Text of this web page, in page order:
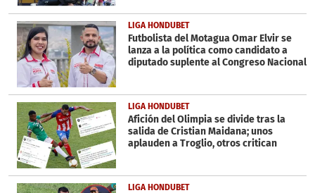
LIGA HONDUBET
Futbolista del Motagua Omar Elvir se
lanza a la política como candidato a
diputado suplente al Congreso Nacional
LIGA HONDUBET
Afición del Olimpia se divide tras la
salida de Cristian Maidana; unos
aplauden a Troglio, otros critican
LIGA HONDUBET